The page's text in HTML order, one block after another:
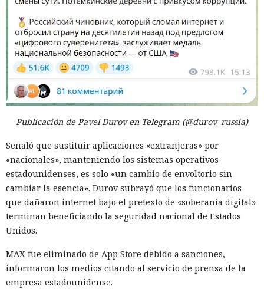
Publicación de Pavel Durov en Telegram (@durov_russia)
Señaló que sustituir aplicaciones «extranjeras» por
«nacionales», manteniendo los sistemas operativos
estadounidenses, es solo «un cambio de envoltorio sin
cambiar la esencia». Durov subrayó que los funcionarios
que dañaron internet bajo el pretexto de «soberanía digital»
terminan beneficiando la seguridad nacional de Estados
Unidos.
MAX fue eliminado de App Store debido a sanciones,
informaron los medios citando al servicio de prensa de la
empresa estadounidense.